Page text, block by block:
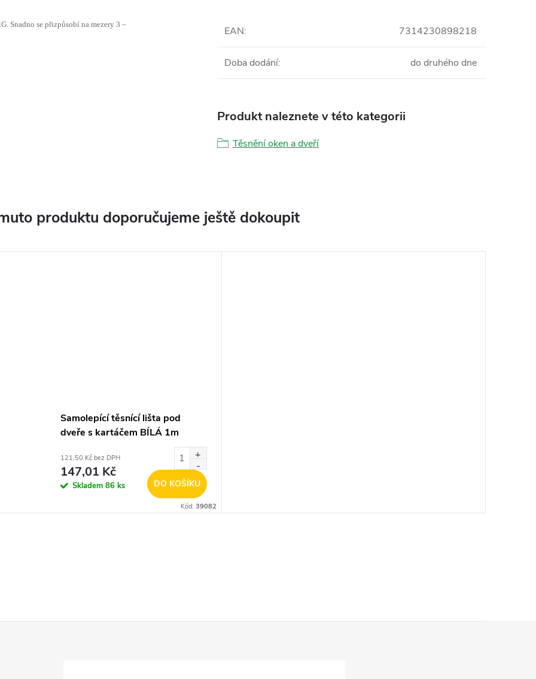
Snadno se přizpůsobí na mezery 3 –
EAN: 7314230898218
Doba dodání: do druhého dne
Produkt naleznete v této kategorii
Těsnění oken a dveří
produktu doporučujeme ještě dokoupit
Samolepící těsnící lišta pod
dveře s kartáčem BÍLÁ 1m
121,50 Kč bez DPH
147,01 Kč
Skladem 86 ks DO KOŠÍKU
Kód: 39082